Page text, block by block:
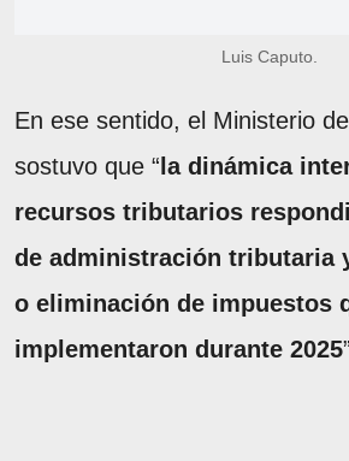
Luis Caputo.
En ese sentido, el Ministerio
sostuvo que “ la dinámica
recursos tributarios
de administración tributaria
o eliminación de impuestos
implementaron durante 2025